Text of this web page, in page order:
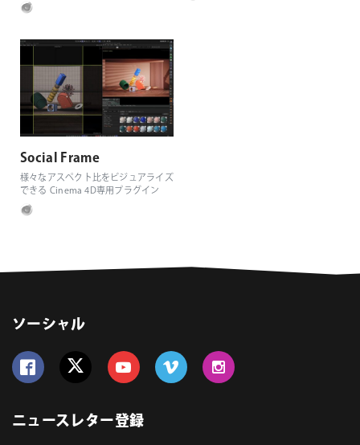
Social Frame
様々なアスペクト比をビジュアライズ
できる Cinema 4D専用プラグイン
ソーシャル
ニュースレター登録